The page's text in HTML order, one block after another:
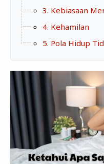
Sudut Rumah
Blog&Write
3. Kebiasaan
4. Kehamilan
5. Pola Hidup